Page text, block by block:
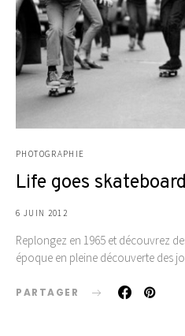
PHOTOGRAPHIE
Life goes
6 JUIN 2012
Replongez en 1965 et découvrez
époque en pleine découverte des
PARTAGER